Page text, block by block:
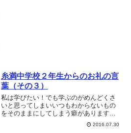
糸満中学校２年生からのお礼の言
葉（その３）
私は学びたい！でも学ぶのがめんどくさ
いと思ってしまいいつもわからないもの
をそのままにしてしまう癖があります。
だから 学びた方を変え楽しく学ぶ方法
を自分なりに考えて頑張ります！（中
2016.07.30